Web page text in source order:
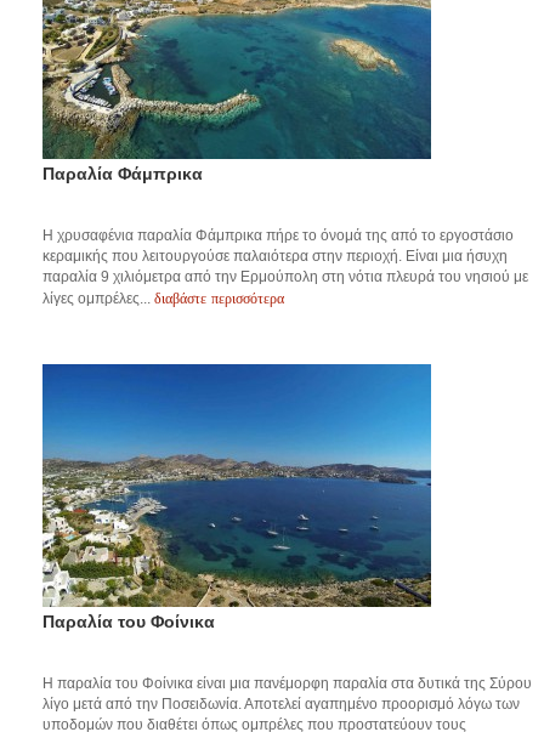
Παραλία Φάμπρικα
Η χρυσαφένια παραλία Φάμπρικα πήρε το όνομά της από το εργοστάσιο
κεραμικής που λειτουργούσε παλαιότερα στην περιοχή. Είναι μια ήσυχη
παραλία 9 χιλιόμετρα από την Ερμούπολη στη νότια πλευρά του νησιού με
λίγες ομπρέλες... διαβάστε περισσότερα
Παραλία του Φοίνικα
Η παραλία του Φοίνικα είναι μια πανέμορφη παραλία στα δυτικά της Σύρου
λίγο μετά από την Ποσειδωνία. Αποτελεί αγαπημένο προορισμό λόγω των
υποδομών που διαθέτει όπως ομπρέλες που προστατεύουν τους